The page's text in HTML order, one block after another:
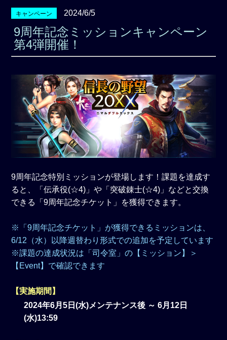
キャンペーン 2024/6/5
9周年記念ミッションキャンペーン
第4弾開催！
9周年記念特別ミッションが登場します！課題を達成す
ると、「伝承役(☆4)」や「突破錬士(☆4)」などと交換
できる「9周年記念チケット」を獲得できます。
※「9周年記念チケット」が獲得できるミッションは、
6/12（水）以降週替わり形式での追加を予定しています
※課題の達成状況は「司令室」の【ミッション】＞
【Event】で確認できます
【実施期間】
2024年6月5日(水)メンテナンス後 ～ 6月12日
(水)13:59